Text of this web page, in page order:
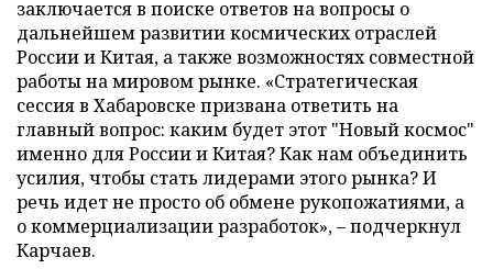
заключается в поиске ответов на вопросы о
дальнейшем развитии космических отраслей
России и Китая, а также возможностях совместной
работы на мировом рынке. «Стратегическая
сессия в Хабаровске призвана ответить на
главный вопрос: каким будет этот "Новый космос"
именно для России и Китая? Как нам объединить
усилия, чтобы стать лидерами этого рынка? И
речь идет не просто об обмене рукопожатиями, а
о коммерциализации разработок», – подчеркнул
Карчаев.